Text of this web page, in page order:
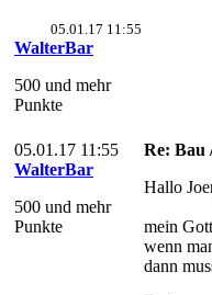
05.01.17 11:55
WalterBar
500 und mehr
Punkte
05.01.17 11:55
WalterBar
500 und mehr
Punkte
Re: Bau
Hallo
mein
wenn
dann